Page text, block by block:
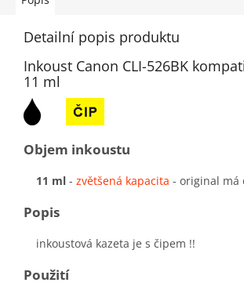
Detailní popis produktu
Inkoust Canon CLI-526BK
11 ml
Objem inkoustu
11 ml - zvětšená kapacita - original má
Popis
inkoustová kazeta je s čipem !!
Použití